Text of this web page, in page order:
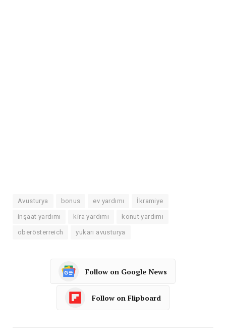
Avusturya bonus ev yardımı İkramiye
inşaat yardımı kira yardımı konut yardımı
oberösterreich yukarı avusturya
Follow on Google News
Follow on Flipboard